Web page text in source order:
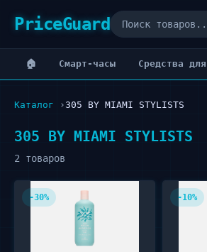
PriceGuard
🏠 Cмарт-часы Cредства
Каталог 305 BY MIAMI STYLISTS
305 BY MIAMI STYLISTS
2 товаров
-30% -10%